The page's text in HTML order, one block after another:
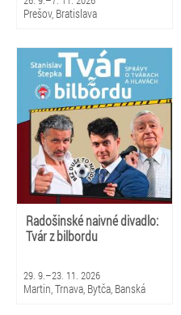
Prešov, Bratislava
Radošinské naivné divadlo:
Tvár z bilbordu
29. 9.–23. 11. 2026
Martin, Trnava, Bytča, Banská